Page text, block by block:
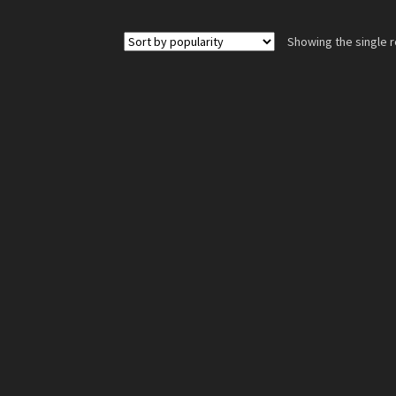
Showing the single